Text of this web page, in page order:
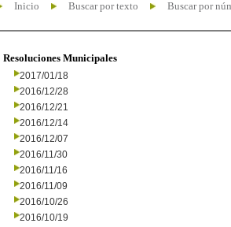
Inicio Buscar por texto Buscar por
Resoluciones Municipales
2017/01/18
2016/12/28
2016/12/21
2016/12/14
2016/12/07
2016/11/30
2016/11/16
2016/11/09
2016/10/26
2016/10/19